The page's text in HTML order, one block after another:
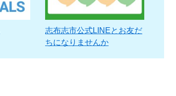
志布志市公式LINEとお友だ
ちになりませんか